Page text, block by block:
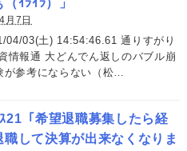
ｲﾗｲﾗ）」
月7日
04/03(土) 14:54:46.61 通りすがり
情報通 大どんでん返しのバブル崩
が参考にならない（松…
ｽ21「希望退職募集したら経
職して決算が出来なくなりま